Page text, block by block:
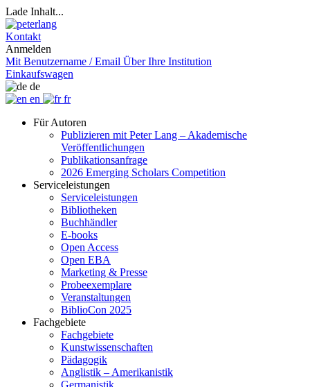
Lade Inhalt...
Kontakt
Anmelden
Mit Benutzername / Email Über Ihre Institution
Einkaufswagen
de
en
fr
Für Autoren
Publizieren mit Peter Lang – Akademische
Veröffentlichungen
Publikationsanfrage
2026 Emerging Scholars Competition
Serviceleistungen
Serviceleistungen
Bibliotheken
Buchhändler
E-books
Open Access
Open EBA
Marketing & Presse
Probeexemplare
Veranstaltungen
BiblioCon 2025
Fachgebiete
Fachgebiete
Kunstwissenschaften
Pädagogik
Anglistik – Amerikanistik
Germanistik